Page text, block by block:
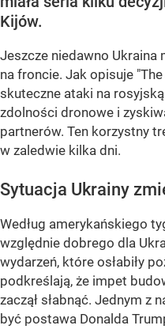
Kijów.
Jeszcze niedawno Ukraina
na froncie. Jak opisuje
skuteczne ataki na
zdolności dronowe i
partnerów. Ten korzystny
w zaledwie kilka dni.
Sytuacja Ukrainy
Według amerykańskiego
względnie dobrego dla
wydarzeń, które osłabiły
podkreślają, że impet
zaczął słabnąć. Jednym z
być postawa Donalda